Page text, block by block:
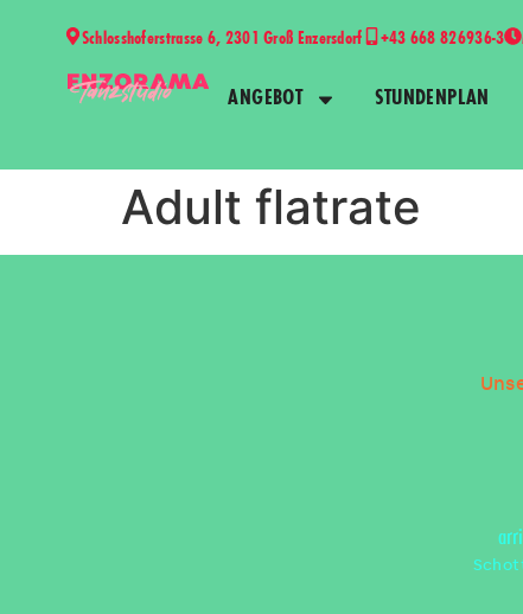
Schlosshoferstrasse 6, 2301 Groß Enzersdorf +43 668 826936-3
ANGEBOT STUNDENPLAN
Adult flatrate